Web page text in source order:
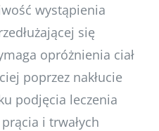
wystąpienia
się
opróżnienia ciał
poprzez nakłucie
podjęcia leczenia
i trwałych